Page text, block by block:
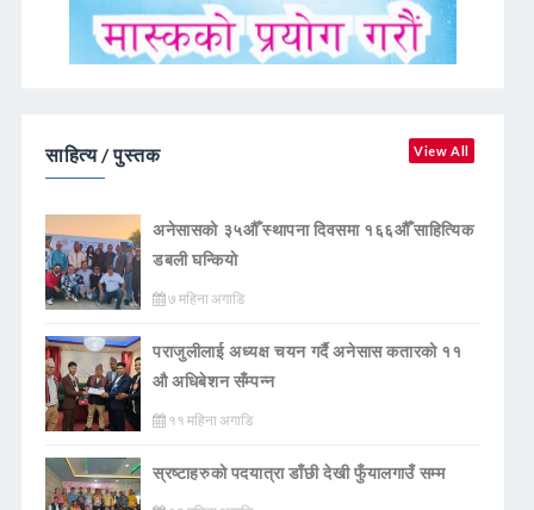
साहित्य / पुस्तक View All
अनेसासको ३५औँ स्थापना दिवसमा १६६औँ साहित्यिक
डबली घन्कियाे
७ महिना अगाडि
पराजुलीलाई अध्यक्ष चयन गर्दै अनेसास कतारको ११
औ अधिबेशन सँम्पन्न
११ महिना अगाडि
स्रष्टाहरुको पदयात्रा डाँछी देखी फुँयालगाउँ सम्म